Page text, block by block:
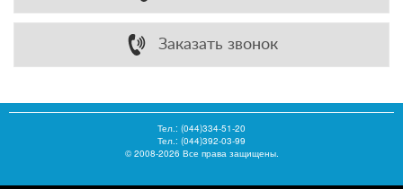
Заказать звонок
Тел.: (044)334-51-20
Тел.: (044)392-03-99
© 2008-2026 Все права защищены.